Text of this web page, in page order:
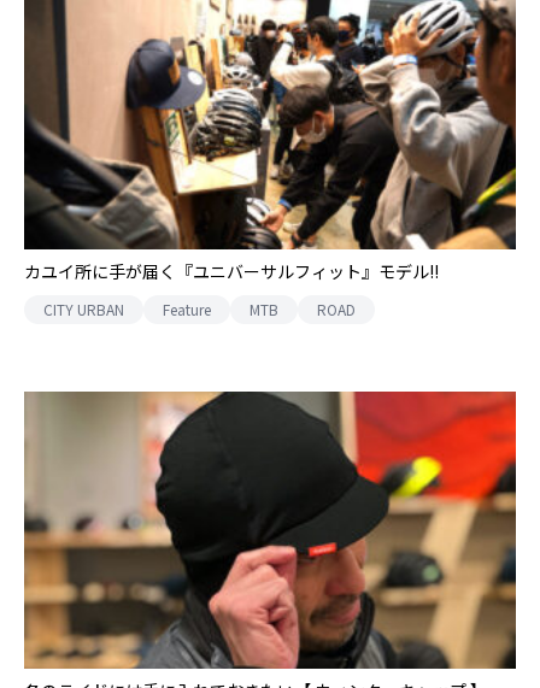
カユイ所に手が届く『ユニバーサルフィット』モデル!!
CITY URBAN Feature MTB ROAD